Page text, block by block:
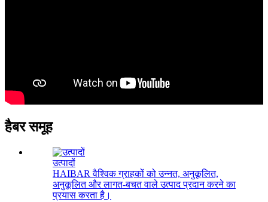
हैबर समूह
उत्पादों
HAIBAR वैश्विक ग्राहकों को उन्नत, अनुकूलित,
अनुकूलित और लागत-बचत वाले उत्पाद प्रदान करने का
प्रयास करता है।